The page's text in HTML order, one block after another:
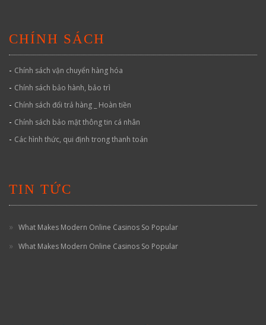
CHÍNH SÁCH
- Chính sách vận chuyển hàng hóa
- Chính sách bảo hành, bảo trì
- Chính sách đổi trả hàng _ Hoàn tiền
- Chính sách bảo mật thông tin cá nhân
- Các hình thức, qui định trong thanh toán
TIN TỨC
What Makes Modern Online Casinos So Popular
What Makes Modern Online Casinos So Popular